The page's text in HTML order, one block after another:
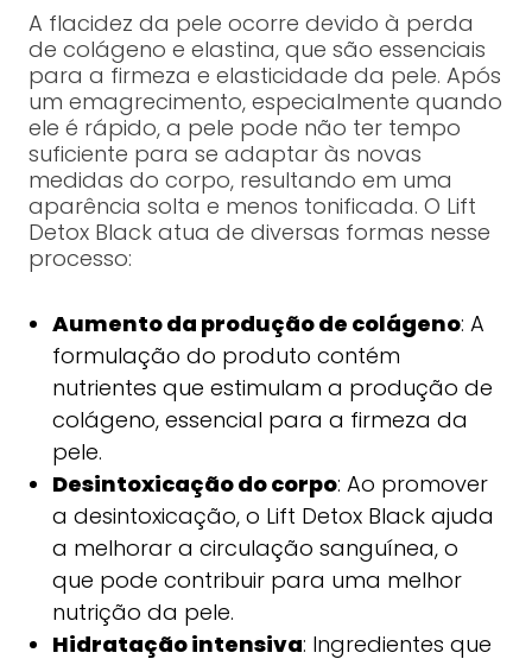
A flacidez da pele ocorre devido à perda
de colágeno e elastina, que são essenciais
para a firmeza e elasticidade da pele. Após
um emagrecimento, especialmente quando
ele é rápido, a pele pode não ter tempo
suficiente para se adaptar às novas
medidas do corpo, resultando em uma
aparência solta e menos tonificada. O Lift
Detox Black atua de diversas formas nesse
processo:
Aumento da produção de colágeno: A
formulação do produto contém
nutrientes que estimulam a produção de
colágeno, essencial para a firmeza da
pele.
Desintoxicação do corpo: Ao promover
a desintoxicação, o Lift Detox Black ajuda
a melhorar a circulação sanguínea, o
que pode contribuir para uma melhor
nutrição da pele.
Hidratação intensiva: Ingredientes que